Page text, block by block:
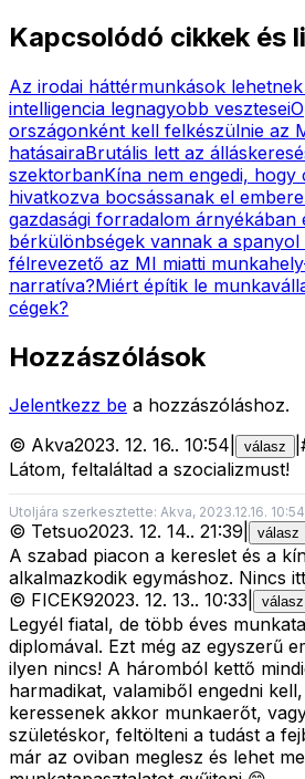
Kapcsolódó cikkek és
Az irodai háttérmunkások
intelligencia legnagyobb vesztesei
országonként kell felkészülnie az
hatásairaBrutális lett az
szektorbanKína nem engedi, hogy
hivatkozva bocsássanak el
gazdasági forradalom árnyékában
bérkülönbségek vannak a
félrevezető az MI miatti
narratíva?Miért építik le
cégek?
Hozzászólások
Jelentkezz be a hozzászóláshoz.
© Akva2023. 12. 16.. 10:54 válasz
Látom, feltaláltad a szocializmust!
Utoljára szerkesztette: Akva, 2023.12.16.
© Tetsuo2023. 12. 14.. 21:39 válasz
A szabad piacon a kereslet és a
alkalmazkodik egymáshoz. Nincs
© FICEK92023. 12. 13.. 10:33 válasz
Legyél fiatal, de több éves
diplomával. Ezt még az egyszerű
ilyen nincs! A háromból kettő
harmadikat, valamiből engedni
keressenek akkor munkaerőt,
születéskor, feltölteni a tudást a
már az oviban meglesz és lehet